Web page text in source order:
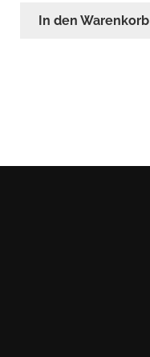
In den Warenkorb